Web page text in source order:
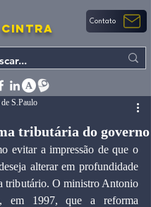
CINTRA Contato
tributária do governo
S.Paulo
alterar em profundidade
tributário. O ministro Antonio
em 1997, que a reforma